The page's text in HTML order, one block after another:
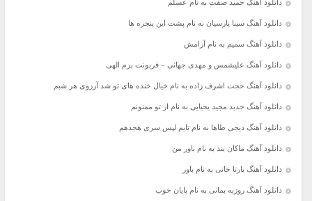
دانلود آهنگ حمید صفت به نام عسلم
دانلود آهنگ سینا پارسیان به نام پشت این پنجره ها
دانلود آهنگ سمیم به نام آرامش
دانلود آهنگ علیشمس و مهدی جهانی – قربونت برم الهی
دانلود آهنگ حجت اشرف زاده به نام خیال خنده های تو شد آرزوی هر شبم
دانلود آهنگ جدید مجید یحیایی به نام از تو ممنونم
دانلود آهنگ دیجی طاها به نام تایم لپس سری هجدهم
دانلود آهنگ ماکان بند به نام باور من
دانلود آهنگ یارتا خانی به نام باور
دانلود آهنگ روزبه بمانی به نام پایان خوب